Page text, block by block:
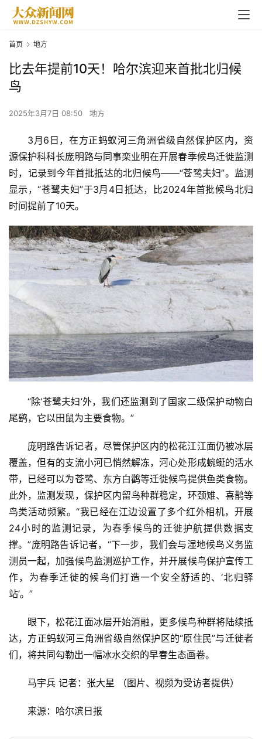
资
讯
商
业
消
费
科
技
登录 注册
首页 地方
比去年提前10天！哈尔滨迎来首批北归候
鸟
2025年3月7日 08:50 地方
3月6日，在方正蚂蚁河三角洲省级自然保护区内，资
源保护科科长庞明路与同事栾业明在开展春季候鸟迁徙监测
时，记录到今年首批抵达的北归候鸟——“苍鹭夫妇”。监测
显示，“苍鹭夫妇”于3月4日抵达，比2024年首批候鸟北归
时间提前了10天。
“除‘苍鹭夫妇’外，我们还监测到了国家二级保护动物白
尾鹞，它以田鼠为主要食物。”
庞明路告诉记者，尽管保护区内的松花江江面仍被冰层
覆盖，但有的支流小河已悄然解冻，河心处形成蜿蜒的活水
带，已经可以为苍鹭、东方白鹳等迁徙候鸟提供鱼类食物。
此外，监测发现，保护区内留鸟种群稳定，环颈雉、喜鹊等
鸟类活动频繁。“我已经在江边设置了多个红外相机，开展
24小时的监测记录，为春季候鸟的迁徙护航提供数据支
撑。”庞明路告诉记者，“下一步，我们会与湿地候鸟义务监
测员一起，加强候鸟监测巡护工作，并开展候鸟保护宣传工
作，为春季迁徙的候鸟们打造一个安全舒适的、‘北归驿
站’。”
眼下，松花江面冰层开始消融，更多候鸟种群将陆续抵
达，方正蚂蚁河三角洲省级自然保护区的“原住民”与迁徙者
们，将共同勾勒出一幅冰水交织的早春生态画卷。
马宇兵 记者：张大星 （图片、视频为受访者提供）
来源：哈尔滨日报